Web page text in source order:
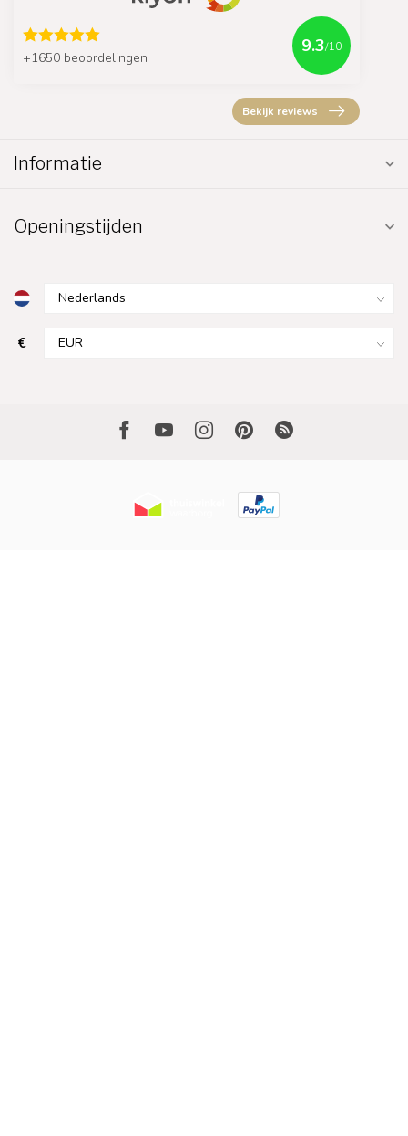
+1650 beoordelingen
9.3/10
Bekijk reviews
Informatie
Openingstijden
€